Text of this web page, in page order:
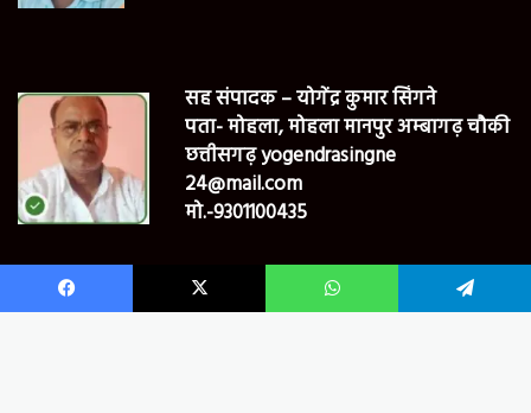
सह संपादक – योगेंद्र कुमार सिंगने
पता- मोहला, मोहला मानपुर अम्बागढ़ चौकी
छत्तीसगढ़ yogendrasingne
24@mail.com
मो.-9301100435
Facebook X WhatsApp Telegram